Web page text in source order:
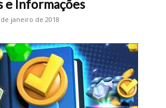
e Informações
janeiro de 2018